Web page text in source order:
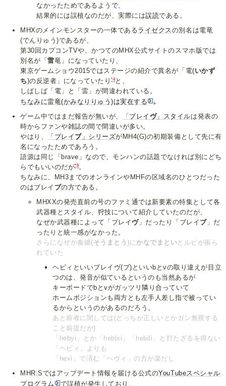
なかったためであるようで、
結果的には誤植なのだが、実際には誤読である。
MHXのメインモンスターの一体であるライゼクス の別名は電竜
(でんりゅう)であるが、
第30回カプコンTVや、かつてのMHX公式サイトのスマホ版では
別名が「雷竜」になっていたり、
東京ゲームショウ2015ではステージの紹介で異名が「電(いかず
ち)の反逆者」になっていたり*4と、
しばしば「電」と「雷」が間違われている。
ちなみに雷竜(かみなりりゅう)は実在する
｡
ゲーム中ではまだ報告が無いが、
「ブレイ ヴ」スタイルは発表の
時からファンや雑誌の間で間違いが多い。
やはり、
「ブレイ ブ」シリーズがMH4(G)の初期装備として先に有
名になったためであろう。
語源は同じ「brave」なので、モンハンの話題でなければ別にどち
らでもいいのだが*5。
ちなみに、MH3までのオンラインやMHFの区域名のひとつだった
のはブレイ ブの方である。
MHXXの発売直前の号のファミ通では新要素の特集として各
武器種とスタイル、狩技について紹介していたのだが、
なぜか武器種によって「ブレイ ヴ」だったり「ブレイ ブ」だ
ったりと統一感がなかった。
さらになぜか奏纏(そうまとう)にかなでまといとルビが振ら
れていた
ヘビィといいブレイヴ(ブ)といいbとvの取り違えが目立
つのは、発音が似ているというのも当然あるが
キーボードでbとvがガッツリ隣り合っていて
ホームポジションも両方とも左手人差し指で被ってい
るからというのがあるのだろう。
あと前者に関しては(どっちが正しいとかガン無視する
こと前提だが)
「hebyi」とか「hebixi」「hebili」と打たざるを得ない
「ヘビィ」よりも
「hevi」で済む「ヘヴィ」の方が楽だし
MHR:Sではアップデート情報を届ける公式のYouTubeスペシャル
プログラム
で誤植が発生しており、